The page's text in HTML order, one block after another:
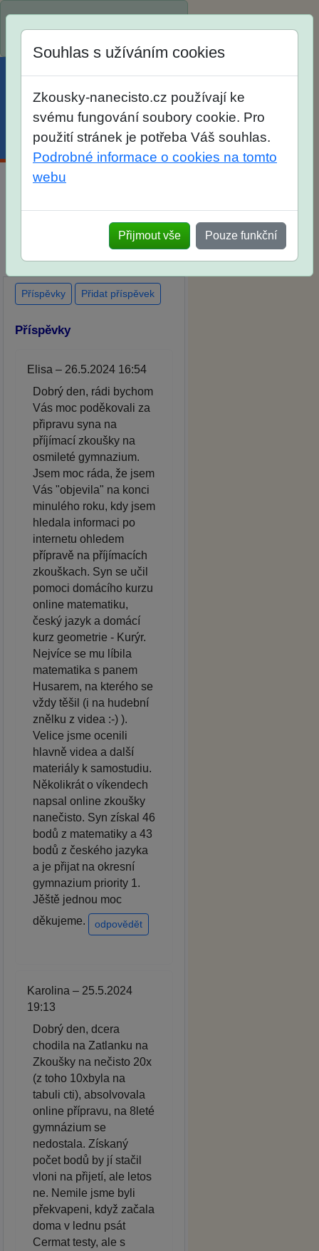
Menu Účet Košík
po skutečných přijímacích
zkouškách
Souhlas s užíváním cookies
Zkousky-nanecisto.cz používají ke
svému fungování soubory cookie. Pro
použití stránek je potřeba Váš souhlas.
Podrobné informace o cookies na tomto
webu
Přijmout vše Pouze funkční
Příspěvky Přidat příspěvek
Příspěvky
Elisa – 26.5.2024 16:54
Dobrý den, rádi bychom
Vás moc poděkovali za
připravu syna na
příjímací zkoušky na
osmileté gymnazium.
Jsem moc ráda, že jsem
Vás "objevila" na konci
minulého roku, kdy jsem
hledala informaci po
internetu ohledem
přípravě na příjímacích
zkouškach. Syn se učil
pomoci domácího kurzu
online matematiku,
český jazyk a domácí
kurz geometrie - Kurýr.
Nejvíce se mu líbila
matematika s panem
Husarem, na kterého se
vždy těšil (i na hudební
znělku z videa :-) ).
Velice jsme ocenili
hlavně videa a další
materiály k samostudiu.
Několikrát o víkendech
napsal online zkoušky
nanečisto. Syn získal 46
bodů z matematiky a 43
bodů z českého jazyka
a je přijat na okresní
gymnazium priority 1.
Jěště jednou moc
děkujeme.
odpovědět
Karolina – 25.5.2024
19:13
Dobrý den, dcera
chodila na Zatlanku na
Zkoušky na nečisto 20x
(z toho 10xbyla na
tabuli cti), absolvovala
online přípravu, na 8leté
gymnázium se
nedostala. Získaný
počet bodů by jí stačil
vloni na přijetí, ale letos
ne. Nemile jsme byli
překvapeni, když začala
doma v lednu psát
Cermat testy, ale s